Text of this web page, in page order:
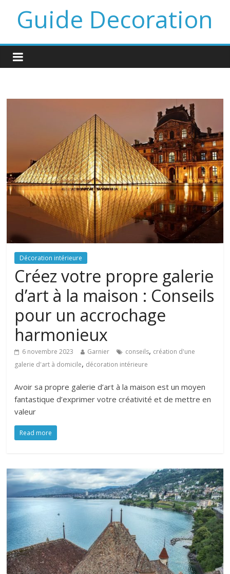
Guide Decoration
Décoration intérieure
Créez votre propre galerie
d’art à la maison : Conseils
pour un accrochage
harmonieux
6 novembre 2023 Garnier conseils, création d'une
galerie d'art à domicile, décoration intérieure
Avoir sa propre galerie d’art à la maison est un moyen
fantastique d’exprimer votre créativité et de mettre en
valeur
Read more